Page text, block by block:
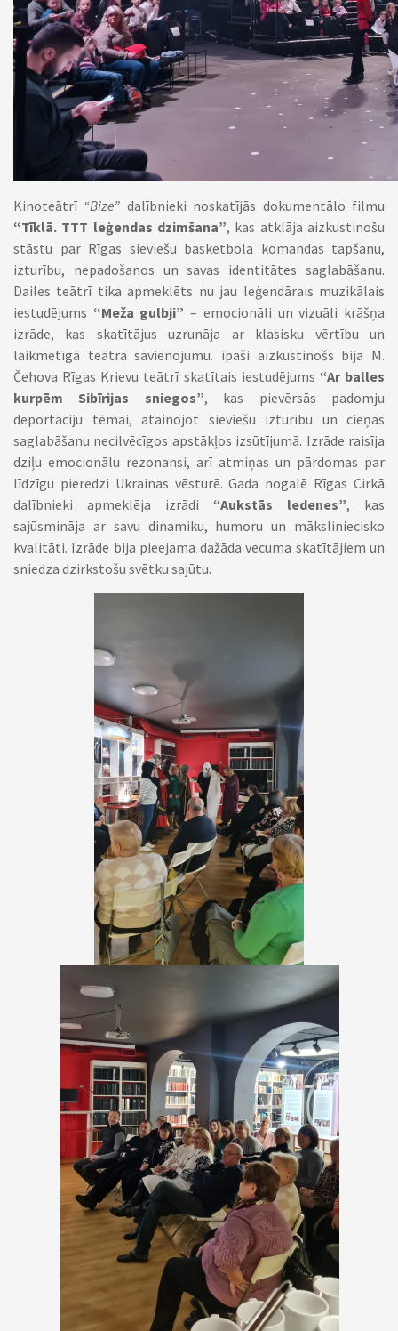
Kinoteātrī “Bize” dalībnieki noskatījās dokumentālo filmu
“Tīklā. TTT leģendas dzimšana”, kas atklāja aizkustinošu
stāstu par Rīgas sieviešu basketbola komandas tapšanu,
izturību, nepadošanos un savas identitātes saglabāšanu.
Dailes teātrī tika apmeklēts nu jau leģendārais muzikālais
iestudējums “Meža gulbji” – emocionāli un vizuāli krāšņa
izrāde, kas skatītājus uzrunāja ar klasisku vērtību un
laikmetīgā teātra savienojumu. īpaši aizkustinošs bija M.
Čehova Rīgas Krievu teātrī skatītais iestudējums “Ar balles
kurpēm Sibīrijas sniegos”, kas pievērsās padomju
deportāciju tēmai, atainojot sieviešu izturību un cieņas
saglabāšanu necilvēcīgos apstākļos izsūtījumā. Izrāde raisīja
dziļu emocionālu rezonansi, arī atmiņas un pārdomas par
līdzīgu pieredzi Ukrainas vēsturē. Gada nogalē Rīgas Cirkā
dalībnieki apmeklēja izrādi “Aukstās ledenes”, kas
sajūsmināja ar savu dinamiku, humoru un māksliniecisko
kvalitāti. Izrāde bija pieejama dažāda vecuma skatītājiem un
sniedza dzirkstošu svētku sajūtu.